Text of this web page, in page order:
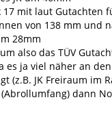
17 mit laut Gutachten
von 138 mm und
28mm
also das TÜV
es ja viel näher an
(z.B. JK Freiraum im
dann